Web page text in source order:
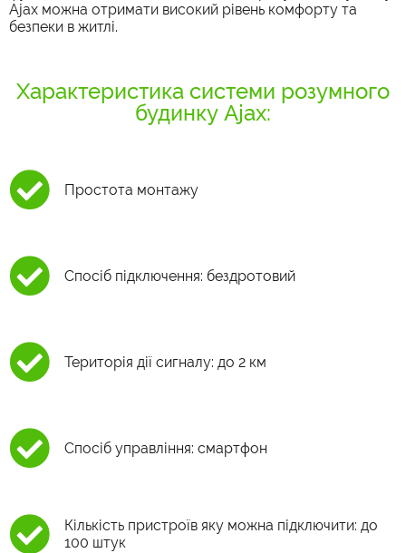
Ajax можна отримати високий рівень комфорту та
безпеки в житлі.
Характеристика системи розумного
будинку Ajax:
Простота монтажу
Спосіб підключення: бездротовий
Територія дії сигналу: до 2 км
Спосіб управління: смартфон
Кількість пристроїв яку можна підключити: до
100 штук